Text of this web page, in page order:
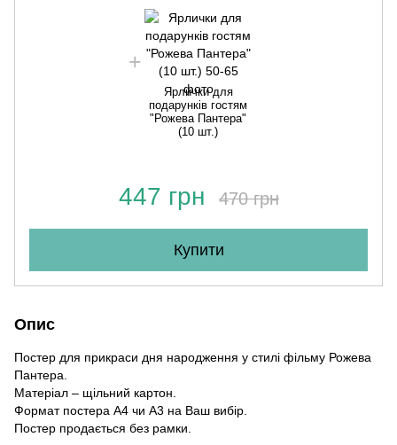
Ярлички для
подарунків гостям
"Рожева Пантера"
(10 шт.)
447 грн 470 грн
Купити
Опис
Постер для прикраси дня народження у стилі фільму Рожева
Пантера.
Матеріал – щільний картон.
Формат постера А4 чи А3 на Ваш вибір.
Постер продається без рамки.